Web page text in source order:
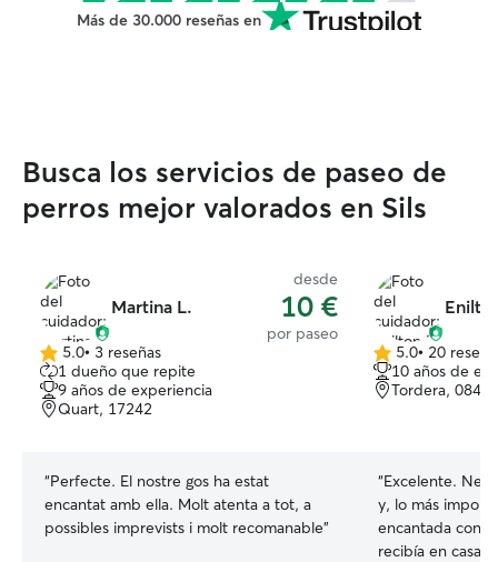
Más de 30.000 reseñas en
Busca los servicios de paseo de
perros mejor valorados en Sils
Martina L.
desde
10 €
por paseo
5.0
de
5
estrellas
5.0• 3 reseñas
1 dueño que repite
9 años de experiencia
Quart, 17242
“Perfecte. El nostre gos ha estat
encantat amb ella. Molt atenta a tot, a
possibles imprevists i molt recomanable”
5.0
de
5
5.0• 20
10 años de
Tordera, 08490
“Excelente.
y, lo más
encantada con
recibía en casa